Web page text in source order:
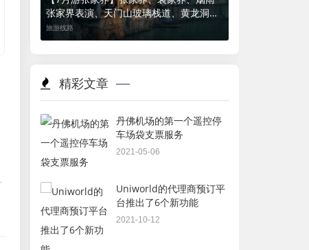
张家界表演、天门山玻璃栈道、黄龙洞、
猛洞河漂流、芙蓉镇、凤凰古城豪华双飞
五日
旅游线路
精彩文章
丹佛机场的第一个遥控停
车场袋支票服务
2021-05-06
Uniworld的代理商预订平
台推出了6个新功能
2021-10-12